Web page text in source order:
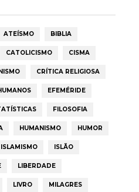
ATEÍSMO BIBLIA
CATOLICISMO CISMA
CRÍTICA RELIGIOSA
EFEMÉRIDE
FILOSOFIA
HUMANISMO HUMOR
ISLAMISMO ISLÃO
LIBERDADE
LIVRO MILAGRES